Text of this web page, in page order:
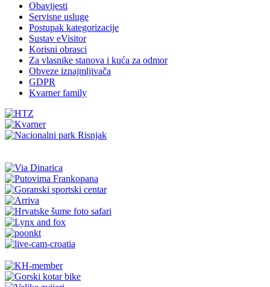
Obavijesti
Servisne usluge
Postupak kategorizacije
Sustav eVisitor
Korisni obrasci
Za vlasnike stanova i kuća za odmor
Obveze iznajmljivača
GDPR
Kvarner family